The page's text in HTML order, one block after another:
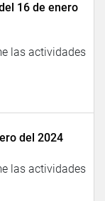
16 de enero
las actividades
del 2024
las actividades